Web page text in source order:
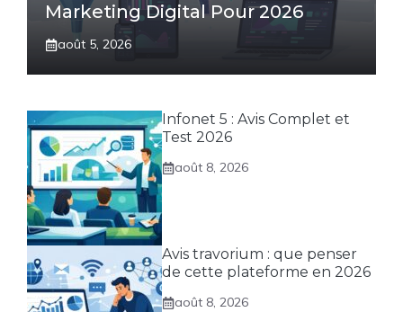
Marketing Digital Pour 2026
août 5, 2026
Infonet 5 : Avis Complet et
Test 2026
août 8, 2026
Avis travorium : que penser
de cette plateforme en 2026
août 8, 2026